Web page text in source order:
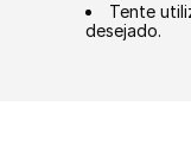
Tente
desejado.